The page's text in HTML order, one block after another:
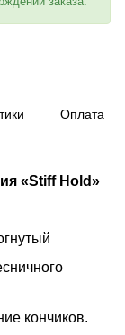
Оплата
«Stiff Hold»
кончиков.